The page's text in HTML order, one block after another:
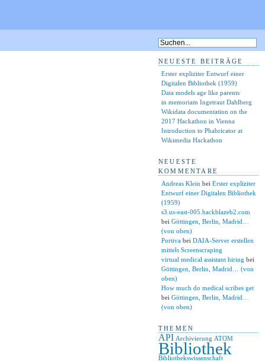
NEUESTE BEITRÄGE
Erster expliziter Entwurf einer
Digitalen Bibliothek (1959)
Data models age like parents
in memoriam Ingetraut Dahlberg
Wikidata documentation on the
2017 Hackathon in Vienna
Introduction to Phabricator at
Wikimedia Hackathon
NEUESTE
KOMMENTARE
Andreas Klein bei Erster expliziter
Entwurf einer Digitalen Bibliothek
(1959)
s3.us-east-005.backblazeb2.com
bei Göttingen, Berlin, Madrid…
(von oben)
Portiva bei DAIA-Server erstellen
mittels Screenscraping
virtual medical assistant hiring bei
Göttingen, Berlin, Madrid… (von
oben)
How much do medical scribes get
bei Göttingen, Berlin, Madrid…
(von oben)
THEMEN
API Archivierung ATOM
Bibliothek
Bibliothekswissenschaft